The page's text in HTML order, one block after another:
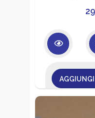
AGGIUNGI